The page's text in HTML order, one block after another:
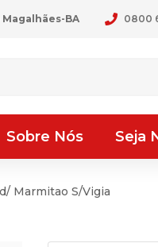
BA 0800
Sobre Nós Seja
Marmitao S/Vigia